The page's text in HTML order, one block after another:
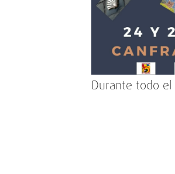
Durante todo el